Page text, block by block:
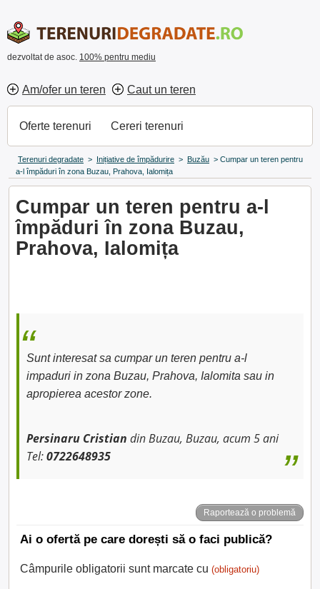
dezvoltat de asoc. 100% pentru mediu
Am/ofer un teren Caut un teren
Oferte terenuri Cereri terenuri
Terenuri degradate > Inițiative de împădurire > Buzău > Cumpar un teren pentru
a-l împăduri în zona Buzau, Prahova, Ialomița
Cumpar un teren pentru a-l
împăduri în zona Buzau,
Prahova, Ialomița
Sunt interesat sa cumpar un teren pentru a-l
impaduri in zona Buzau, Prahova, Ialomita sau in
apropierea acestor zone.
Persinaru Cristian din Buzau, Buzau, acum 5 ani
Tel:0722648935
Raportează o problemă
Ai o ofertă pe care dorești să o faci publică?
Câmpurile obligatorii sunt marcate cu (obligatoriu)